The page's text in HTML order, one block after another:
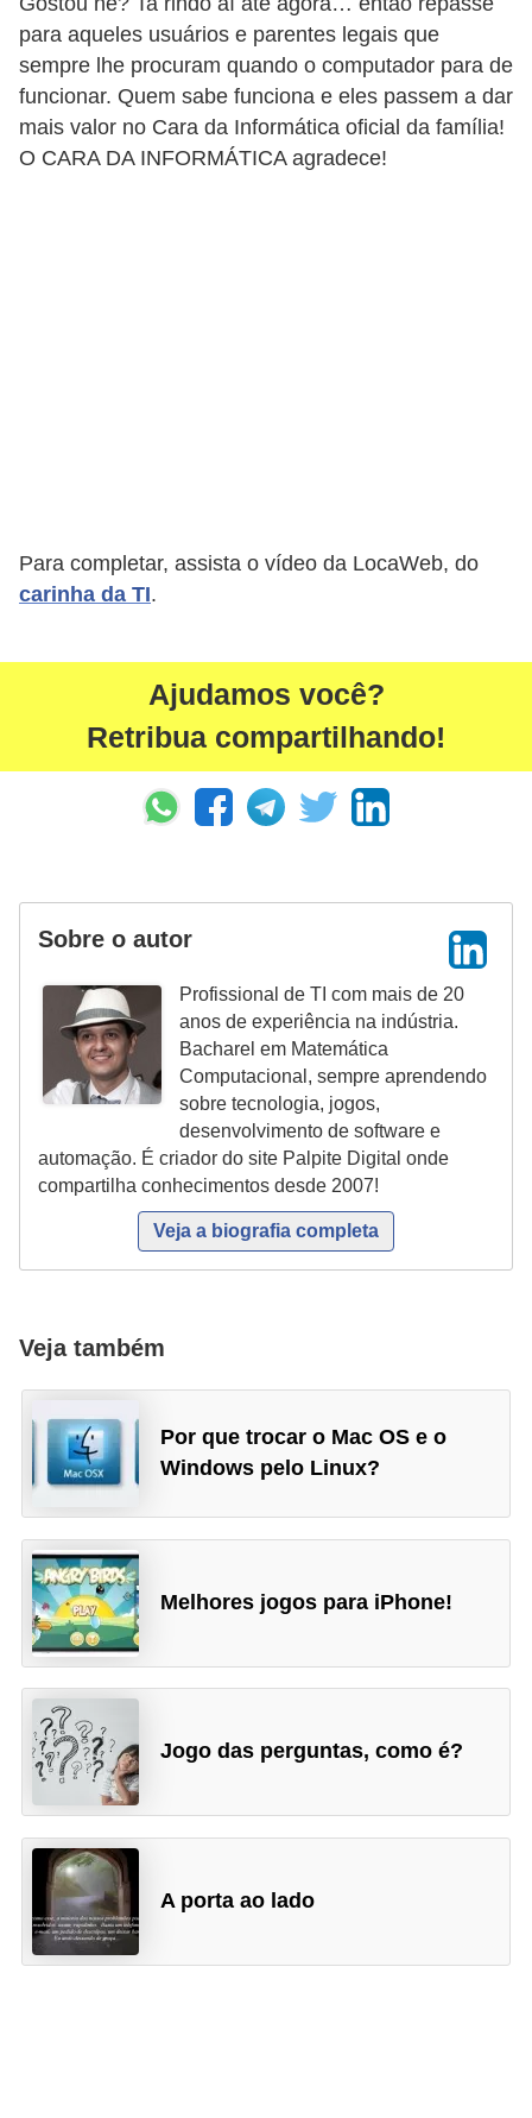
para aqueles usuários e parentes legais que
sempre lhe procuram quando o computador para de
funcionar. Quem sabe funciona e eles passem a dar
mais valor no Cara da Informática oficial da família!
O CARA DA INFORMÁTICA agradece!
Para completar, assista o vídeo da LocaWeb, do
carinha da TI.
Ajudamos você?
Retribua compartilhando!
Sobre o autor
Profissional de TI com mais de 20
anos de experiência na indústria.
Bacharel em Matemática
Computacional, sempre aprendendo
sobre tecnologia, jogos,
desenvolvimento de software e
automação. É criador do site Palpite Digital onde
compartilha conhecimentos desde 2007!
Veja a biografia completa
Veja também
Por que trocar o Mac OS e o
Windows pelo Linux?
Melhores jogos para iPhone!
Jogo das perguntas, como é?
A porta ao lado